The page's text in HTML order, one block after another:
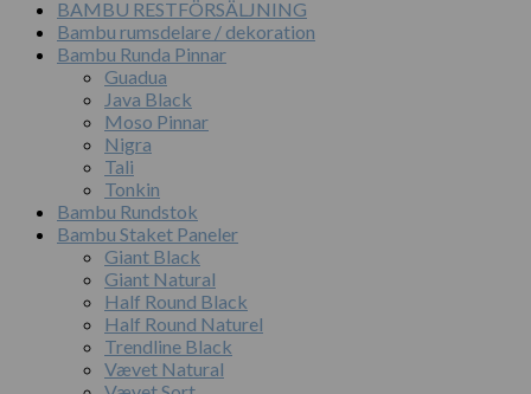
BAMBU RESTFÖRSÄLJNING
Bambu rumsdelare / dekoration
Bambu Runda Pinnar
Guadua
Java Black
Moso Pinnar
Nigra
Tali
Tonkin
Bambu Rundstok
Bambu Staket Paneler
Giant Black
Giant Natural
Half Round Black
Half Round Naturel
Trendline Black
Vævet Natural